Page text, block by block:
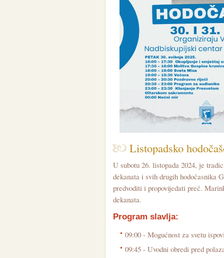
Listopadsko
U subotu 26. listopada 2024, je
dekanata i svih drugih hodočasnika
predvoditi i propovijedati preč.
dekanata.
Program slavlja:
09:00 - Mogućnost za svetu
09:45 - Uvodni obredi pred